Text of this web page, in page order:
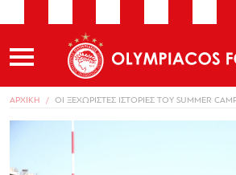
ΑΡΧΙΚΗ ΟΙ ΞΕΧΩΡΙΣΤΕΣ ΙΣΤΟΡΙΕΣ ΤΟΥ SUMMER